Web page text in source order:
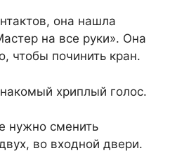
она нашла
на все руки». Она
чтобы починить кран.
хриплый голос.
нужно сменить
во входной двери.